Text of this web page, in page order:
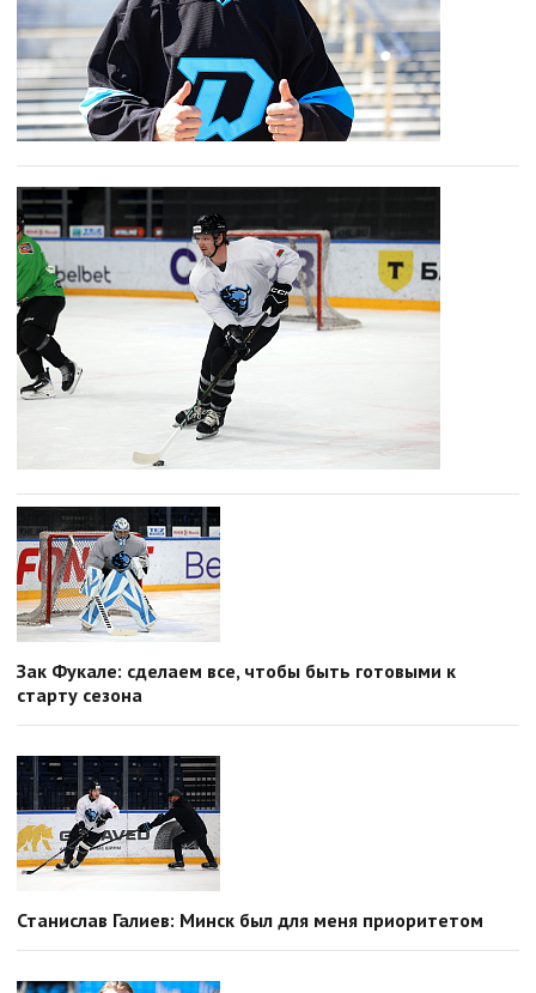
Зак Фукале: сделаем все, чтобы быть готовыми к
старту сезона
Станислав Галиев: Минск был для меня приоритетом